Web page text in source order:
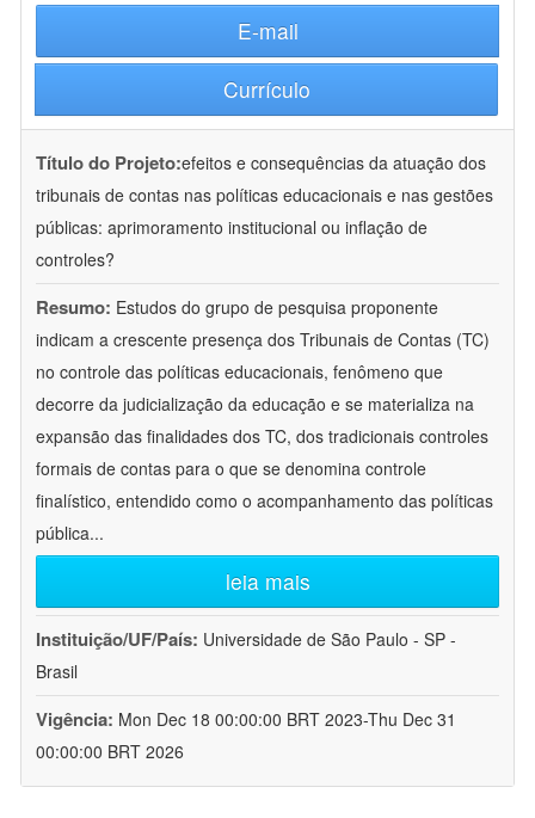
E-mail
Currículo
Título do Projeto:efeitos e consequências da atuação dos
tribunais de contas nas políticas educacionais e nas gestões
públicas: aprimoramento institucional ou inflação de
controles?
Resumo: Estudos do grupo de pesquisa proponente
indicam a crescente presença dos Tribunais de Contas (TC)
no controle das políticas educacionais, fenômeno que
decorre da judicialização da educação e se materializa na
expansão das finalidades dos TC, dos tradicionais controles
formais de contas para o que se denomina controle
finalístico, entendido como o acompanhamento das políticas
pública...
leia mais
Instituição/UF/País: Universidade de São Paulo - SP -
Brasil
Vigência: Mon Dec 18 00:00:00 BRT 2023-Thu Dec 31
00:00:00 BRT 2026